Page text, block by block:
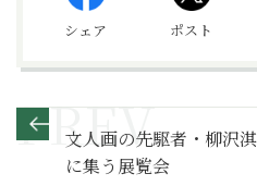
シェア ポスト
文人画の先駆者・柳沢
に集う展覧会